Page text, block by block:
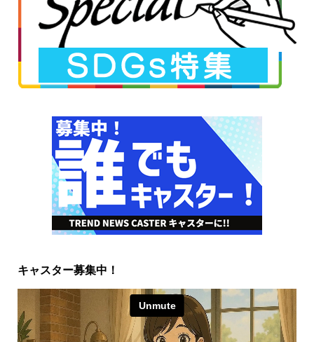
キャスター募集中！